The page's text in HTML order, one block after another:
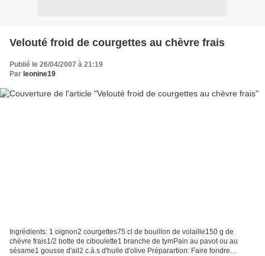
Velouté froid de courgettes au chèvre frais
Publié le 26/04/2007 à 21:19
Par leonine19
Ingrédients: 1 oignon2 courgettes75 cl de bouillon de volaille150 g de
chèvre frais1/2 botte de ciboulette1 branche de tymPain au pavot ou au
sésame1 gousse d'ail2 c.à.s d'huile d'olive Préparartion: Faire fondre